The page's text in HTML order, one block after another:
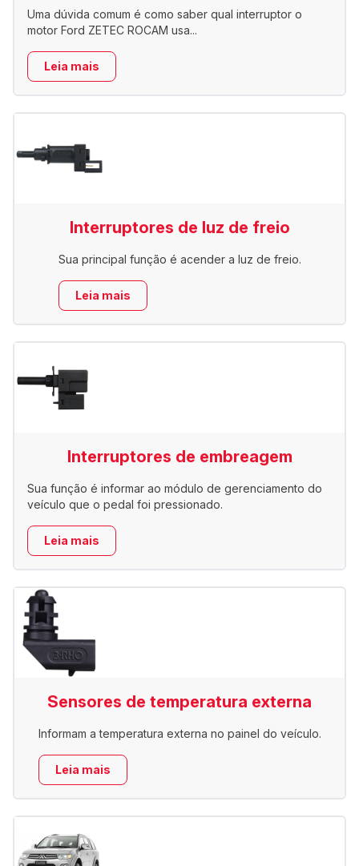
Uma dúvida comum é como saber qual interruptor o
motor Ford ZETEC ROCAM usa...
Leia mais
Interruptores de luz de freio
Sua principal função é acender a luz de freio.
Leia mais
Interruptores de embreagem
Sua função é informar ao módulo de gerenciamento do
veículo que o pedal foi pressionado.
Leia mais
Sensores de temperatura externa
Informam a temperatura externa no painel do veículo.
Leia mais